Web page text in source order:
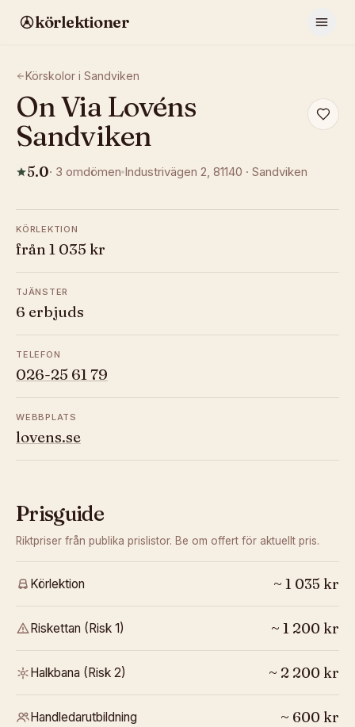
körlektioner
Körskolor i Sandviken
On Via Lovéns
Sandviken
5.0· 3 omdömen Industrivägen 2, 81140 · Sandviken
KÖRLEKTION
från 1 035 kr
TJÄNSTER
6 erbjuds
TELEFON
026-25 61 79
WEBBPLATS
lovens.se
Prisguide
Riktpriser från publika prislistor. Be om offert för aktuellt pris.
Körlektion ~ 1 035 kr
Riskettan (Risk 1) ~ 1 200 kr
Halkbana (Risk 2) ~ 2 200 kr
Handledarutbildning ~ 600 kr